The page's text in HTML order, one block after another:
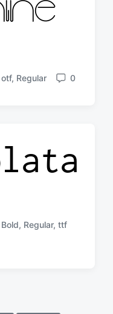
otf, Regular
评
0
Bold, Regular, ttf